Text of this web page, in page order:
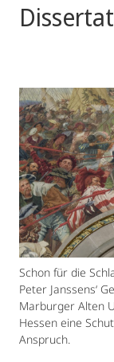
Schon für die
Peter Janssens‘
Marburger Alten
Hessen eine
Anspruch.